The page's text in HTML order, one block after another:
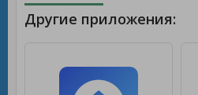
Другие приложения: